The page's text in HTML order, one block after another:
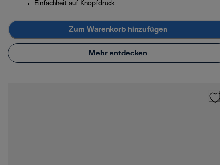
Einfachheit auf Knopfdruck
Zum Warenkorb hinzufügen
Mehr entdecken